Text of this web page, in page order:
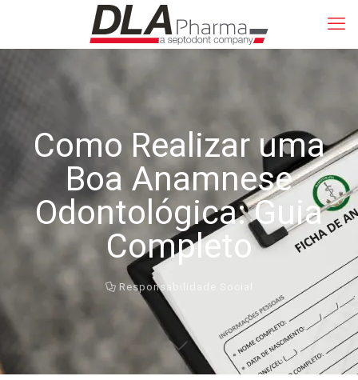
Como Realizar uma
Boa Anamnese
Odontológica: Guia
Completo
Responsabilidade Social